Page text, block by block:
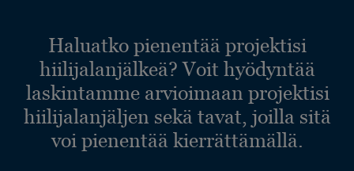
Haluatko pienentää projektisi
hiilijalanjälkeä? Voit hyödyntää
laskintamme arvioimaan projektisi
hiilijalanjäljen sekä tavat, joilla sitä
voi pienentää kierrättämällä.